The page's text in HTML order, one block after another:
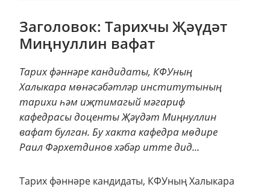
Заголовок: Тарихчы Җәүдәт
Миңнуллин вафат
Тарих фәннәре кандидаты, КФУның
Халыкара мөнәсәбәтләр институтының
тарихи һәм иҗтимагый мәгариф
кафедрасы доценты Җәүдәт Миңнуллин
вафат булган. Бу хакта кафедра мөдире
Раил Фәрхетдинов хәбәр итте дид...
Тарих фәннәре кандидаты, КФУның Халыкара